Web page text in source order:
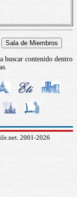
buscar contenido dentro
2001-2026